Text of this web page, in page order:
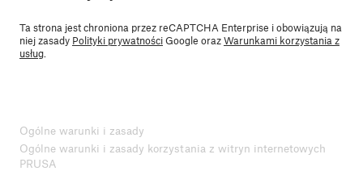
Ta strona jest chroniona przez reCAPTCHA Enterprise i obowiązują na
niej zasady Polityki prywatnościGoogle orazWarunkami korzystania z
usług
Ogólne warunki i zasady
Ogólne warunki i zasady korzystania z witryn internetowych
PRUSA